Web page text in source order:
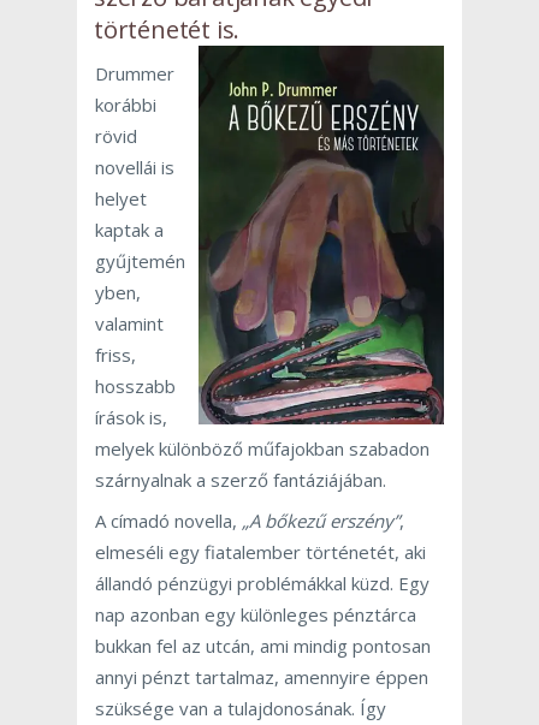
történetét is.
Drummer
korábbi
rövid
novellái is
helyet
kaptak a
gyűjtemén
yben,
valamint
friss,
hosszabb
írások is,
melyek különböző műfajokban szabadon
szárnyalnak a szerző fantáziájában.
A címadó novella, „A bőkezű erszény”,
elmeséli egy fiatalember történetét, aki
állandó pénzügyi problémákkal küzd. Egy
nap azonban egy különleges pénztárca
bukkan fel az utcán, ami mindig pontosan
annyi pénzt tartalmaz, amennyire éppen
szüksége van a tulajdonosának. Így